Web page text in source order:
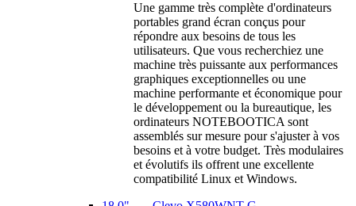
Une gamme très complète d'ordinateurs
portables grand écran conçus pour
répondre aux besoins de tous les
utilisateurs. Que vous recherchiez une
machine très puissante aux performances
graphiques exceptionnelles ou une
machine performante et économique pour
le développement ou la bureautique, les
ordinateurs NOTEBOOTICA sont
assemblés sur mesure pour s'ajuster à vos
besoins et à votre budget. Très modulaires
et évolutifs ils offrent une excellente
compatibilité Linux et Windows.